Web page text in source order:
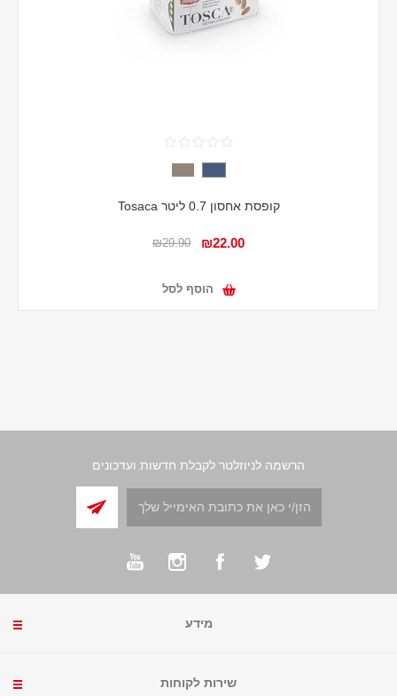
קופסת אחסון 0.7 ליטר Tosaca
₪22.00
₪29.90
הוסף לסל
הרשמה לניוזלטר לקבלת חדשות ועדכונים
מידע
שירות לקוחות